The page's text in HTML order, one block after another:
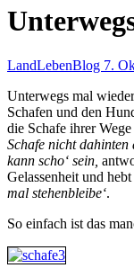
LandLebenBlog 7.
Unterwegs mal
Schafen und den
die Schafe ihrer
Schafe nicht dahinten
kann scho‘ sein,
Gelassenheit und
mal stehenbleibe‘.
So einfach ist das